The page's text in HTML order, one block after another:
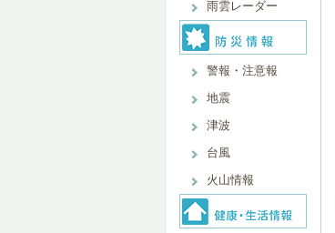
雨雲レーダー
警報・注意報
地震
津波
台風
火山情報